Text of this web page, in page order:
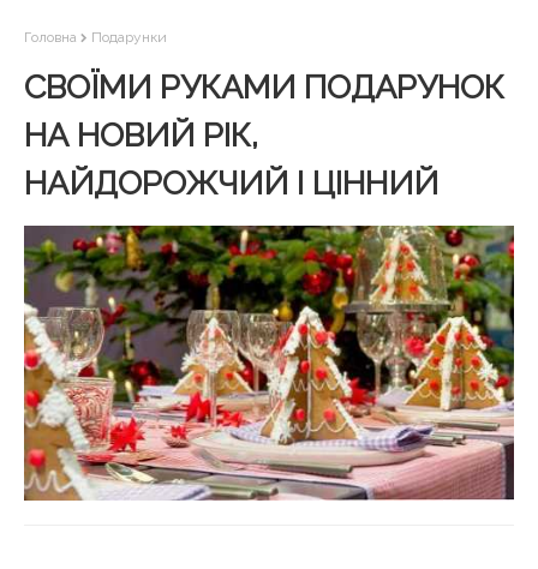
Головна Подарунки
СВОЇМИ РУКАМИ ПОДАРУНОК
НА НОВИЙ РІК,
НАЙДОРОЖЧИЙ І ЦІННИЙ